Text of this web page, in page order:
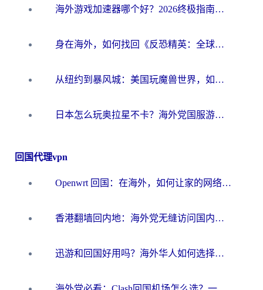
海外游戏加速器哪个好？2026终极指南帮你畅玩国服+解决卡顿难题
身在海外，如何找回《反恐精英：全球攻势》国服的丝滑手感？一份给你的终极指南
从纽约到暴风城：美国玩魔兽世界，如何找到你的最佳网络航线
日本怎么玩奥拉星不卡？海外党国服游戏加速器选择全攻略
回国代理vpn
Openwrt 回国：在海外，如何让家的网络触手可及
香港翻墙回内地：海外党无缝访问国内资源的加速器选择全攻略
迅游和回国好用吗？海外华人如何选择靠谱的回国加速器